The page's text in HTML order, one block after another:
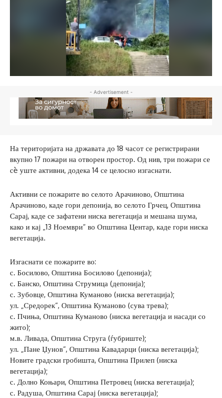
- Advertisement -
На територијата на државата до 18 часот се регистрирани
вкупно 17 пожари на отворен простор. Од нив, три пожари се
сè уште активни, додека 14 се целосно изгаснати.
Активни се пожарите во селото Арачиново, Општина
Арачиново, каде гори депонија, во селото Грчец, Општина
Сарај, каде се зафатени ниска вегетација и мешана шума,
како и кај „13 Ноември“ во Општина Центар, каде гори ниска
вегетација.
Изгаснати се пожарите во:
с. Босилово, Општина Босилово (депонија);
с. Банско, Општина Струмица (депонија);
с. Зубовце, Општина Куманово (ниска вегетација);
ул. „Средорек“, Општина Куманово (сува трева);
с. Пчиња, Општина Куманово (ниска вегетација и насади со
жито);
м.в. Ливада, Општина Струга (ѓубриште);
ул. „Пане Џунов“, Општина Кавадарци (ниска вегетација);
Новите градски гробишта, Општина Прилеп (ниска
вегетација);
с. Долно Коњари, Општина Петровец (ниска вегетација);
с. Радуша, Општина Сарај (ниска вегетација);